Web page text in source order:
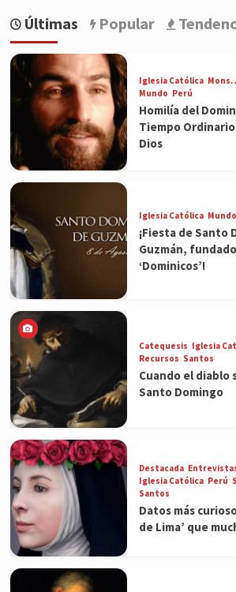
Últimas Popular
Iglesia Católica Mons.
Mundo Perú
Homilía del
Tiempo
Dios
Iglesia Católica Mundo
¡Fiesta de Santo
Guzmán,
‘Dominicos’!
Catequesis Iglesia
Recursos Santos
Cuando el diablo
Santo Domingo
Destacada
Iglesia Católica Perú
Santos
Datos más
de Lima’ que